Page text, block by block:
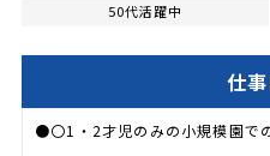
50代活躍中
仕
●〇1・2才児のみの小規模園で